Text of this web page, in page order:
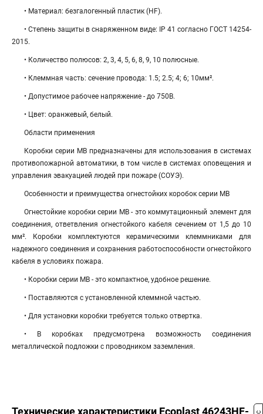
• Материал: безгалогенный пластик (HF).
• Степень защиты в снаряженном виде: IP 41 согласно ГОСТ 14254-
2015.
• Количество полюсов: 2, 3, 4, 5, 6, 8, 9, 10 полюсные.
• Клеммная часть: cечение провода: 1.5; 2.5; 4; 6; 10мм².
• Допустимое рабочее напряжение - до 750В.
• Цвет: оранжевый, белый.
Области применения
Коробки серии МВ предназначены для использования в системах
противопожарной автоматики, в том числе в системах оповещения и
управления эвакуацией людей при пожаре (СОУЭ).
Особенности и преимущества огнестойких коробок серии МВ
Огнестойкие коробки серии МВ - это коммутационный элемент для
соединения, ответвления огнестойкого кабеля сечением от 1,5 до 10
мм². Коробки комплектуются керамическими клеммниками для
надежного соединения и сохранения работоспособности огнестойкого
кабеля в условиях пожара.
• Коробки серии МВ - это компактное, удобное решение.
• Поставляются с установленной клеммной частью.
• Для установки коробки требуется только отвертка.
• В коробках предусмотрена возможность соединения
металлической подложки с проводником заземления.
Технические характеристики Ecoplast 46243HF-